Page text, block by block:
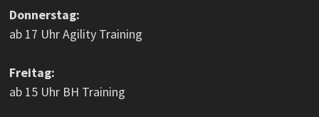
Donnerstag:
ab 17 Uhr Agility Training
Freitag:
ab 15 Uhr BH Training